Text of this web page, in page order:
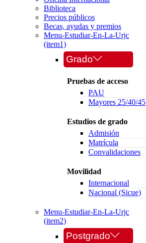
Biblioteca
Precios públicos
Becas, ayudas y premios
Menu-Estudiar-En-La-Urjc
(item1)
Grado
Pruebas de acceso
PAU
Mayores 25/40/45
Estudios de grado
Admisión
Matrícula
Convalidaciones
Movilidad
Internacional
Nacional (Sicue)
Menu-Estudiar-En-La-Urjc
(item2)
Postgrado